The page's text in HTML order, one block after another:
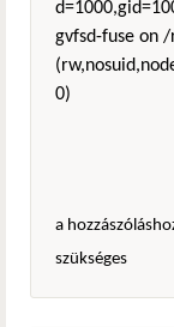
gvfsd-fuse on
0)
a
szükséges